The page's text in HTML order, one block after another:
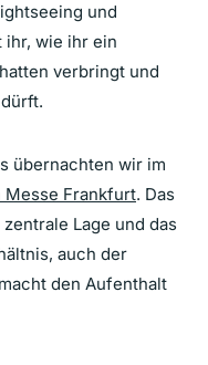
und
ihr, wie ihr ein
verbringt und
übernachten wir im
Messe Frankfurt. Das
Lage und das
auch der
den Aufenthalt